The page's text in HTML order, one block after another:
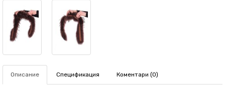
Описание Спецификация Коментари (0)